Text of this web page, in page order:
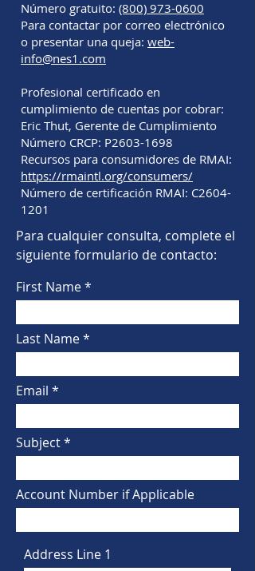
Número gratuito: (800) 973-0600
Para contactar por correo electrónico
o presentar una queja: web-
info@nes1.com
Profesional certificado en
cumplimiento de cuentas por cobrar:
Eric Thut, Gerente de Cumplimiento
Número CRCP: P2603-1698
Recursos para consumidores de RMAI:
https://rmaintl.org/consumers/
Número de certificación RMAI: C2604-
1201
Para cualquier consulta, complete el
siguiente formulario de contacto:
First Name
Last Name
Email
Subject
Account Number if Applicable
Address Line 1